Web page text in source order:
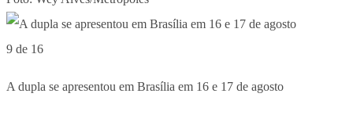
9 de 16
A dupla se apresentou em Brasília em 16 e 17 de agosto